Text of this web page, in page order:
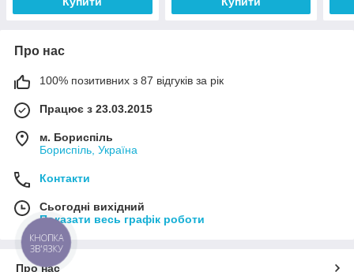
Про нас
100% позитивних з 87 відгуків за рік
Працює з 23.03.2015
м. Бориспіль
Бориспіль, Україна
Контакти
Сьогодні вихідний
Показати весь графік роботи
Про нас
КНОПКА
ЗВ'ЯЗКУ